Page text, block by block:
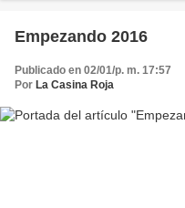
Empezando 2016
Publicado en 02/01/p. m. 17:57
Por La Casina Roja